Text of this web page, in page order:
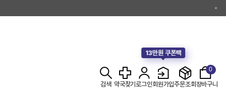
검색 약국찾기로그인
13만원 쿠폰팩
회원가입주문조회
0
장바구니